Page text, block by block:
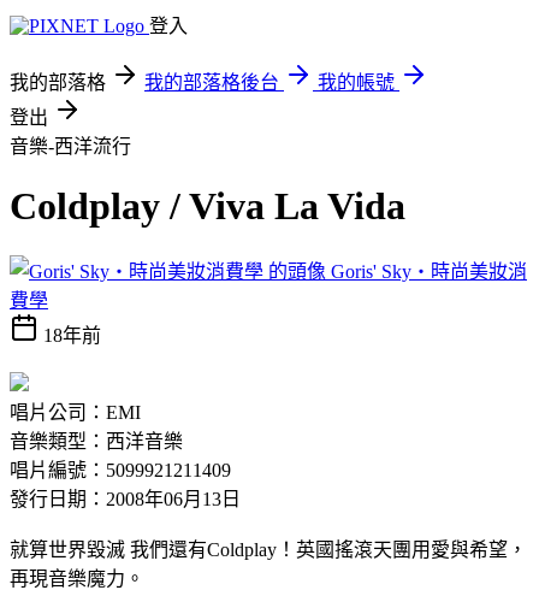
登入
我的部落格 我的部落格後台
我的帳號
登出
音樂-西洋流行
Coldplay / Viva La Vida
Goris' Sky‧時尚美妝消
費學
18年前
唱片公司：EMI
音樂類型：西洋音樂
唱片編號：5099921211409
發行日期：2008年06月13日
就算世界毀滅 我們還有Coldplay！英國搖滾天團用愛與希望，
再現音樂魔力。